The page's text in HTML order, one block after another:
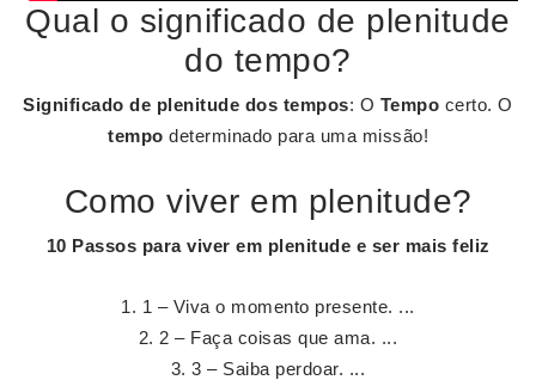
Qual o significado de plenitude
do tempo?
Significado de plenitude dos tempos: O Tempo certo. O
tempo determinado para uma missão!
Como viver em plenitude?
10 Passos para viver em plenitude e ser mais feliz
1 – Viva o momento presente. ...
2 – Faça coisas que ama. ...
3 – Saiba perdoar. ...